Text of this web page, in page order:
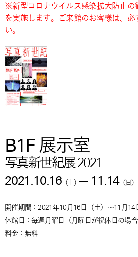
※新型コロナウイルス感染拡大防止の
を実施します。ご来館のお客様は、必
い。
B1F 展示室
写真新世紀展 2021
2021.10.16（土）— 11.14（ 日 ）
開催期間： 2021年10月16日 （土） ～11月14
休館日：毎週月曜日（月曜日が祝休日の場
料金： 無料